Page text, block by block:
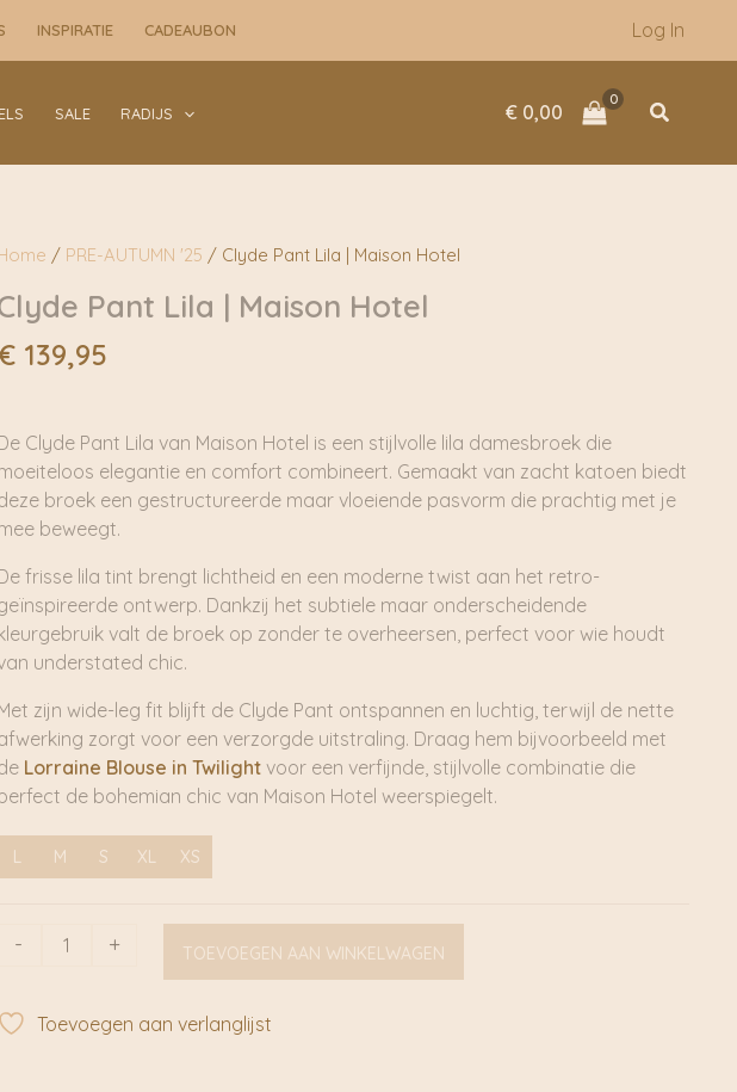
INSPIRATIE CADEAUBON Log In
SALE RADIJS € 0,00 Zoeken
/ PRE-AUTUMN '25 / Clyde Pant Lila | Maison Hotel
Pant Lila | Maison Hotel
139,95
Clyde Pant Lila van Maison Hotel is een stijlvolle lila damesbroek die
elegantie en comfort combineert. Gemaakt van zacht katoen biedt
broek een gestructureerde maar vloeiende pasvorm die prachtig met je
beweegt.
frisse lila tint brengt lichtheid en een moderne twist aan het retro-
ontwerp. Dankzij het subtiele maar onderscheidende
valt de broek op zonder te overheersen, perfect voor wie houdt
understated chic.
zijn wide-leg fit blijft de Clyde Pant ontspannen en luchtig, terwijl de nette
zorgt voor een verzorgde uitstraling. Draag hem bijvoorbeeld met
Lorraine Blouse in Twilight voor een verfijnde, stijlvolle combinatie die
de bohemian chic van Maison Hotel weerspiegelt.
L M S XL XS
- + TOEVOEGEN AAN WINKELWAGEN
Toevoegen aan verlanglijst